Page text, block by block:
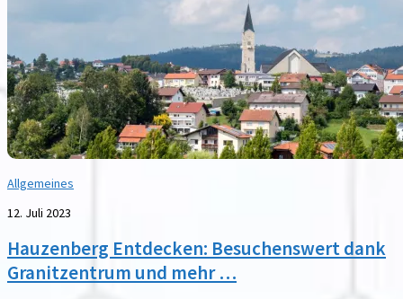
Allgemeines
12. Juli 2023
Hauzenberg Entdecken: Besuchenswert dank
Granitzentrum und mehr …